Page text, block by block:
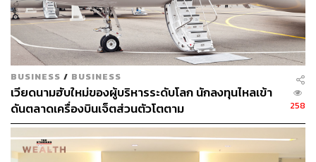
ต้องการ Quick Win ด้วยการเร่งสร้างแพลตฟอร์มให้เสร็จ
และใช้งานได้ รวมถึงออกแบบโมเดลที่ดึงดูดผู้ใช้งานให้ดูน่า
สนใจ แต่กลับไม่สามารถคงอยู่ได้อย่างยั่งยืนในระยะยาว ยก
ตัวอย่างเช่น GameFi หลายโปรเจ็กต์ที่ตัวเกมถูกสร้างจากคน
บนโลกการเงินดั้งเดิม สร้างให้น่าสนใจ เล่นแล้วได้เงิน โดยที่
เงินเหล่านั้นก็มาจากการที่เกมนั้นเสกขึ้นมาจ่ายเอง สุดท้าย
เมื่ออุปทานของเงินเสกมีมหาศาลจนล้น แต่ไม่มีอุปสงค์มาก
พอรองรับ เงินก็หมดมูลค่า และเกมก็จะพังลงไป
BUSINESS / BUSINESS
เวียดนามฮับใหม่ของผู้บริหารระดับโลก นักลงทุนไหลเข้า
ดันตลาดเครื่องบินเจ็ตส่วนตัวโตตาม
258